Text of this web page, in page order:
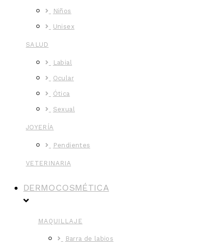
Niños
Unisex
SALUD
Labial
Ocular
Ótica
Sexual
JOYERÍA
Pendientes
VETERINARIA
DERMOCOSMÉTICA
MAQUILLAJE
Barra de labios